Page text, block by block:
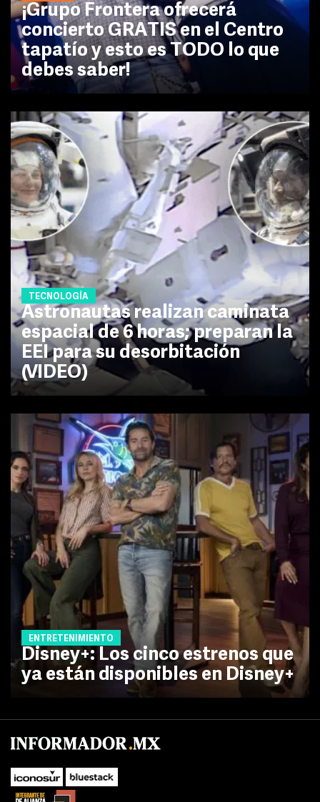
¡Grupo Frontera ofrecerá
concierto GRATIS en el Centro
tapatío y esto es TODO lo que
debes saber!
TECNOLOGÍA
Astronautas realizan caminata
espacial de 6 horas; preparan la
EEI para su desorbitación
(VIDEO)
ENTRETENIMIENTO
Disney+: Los cinco estrenos que
ya están disponibles en Disney+